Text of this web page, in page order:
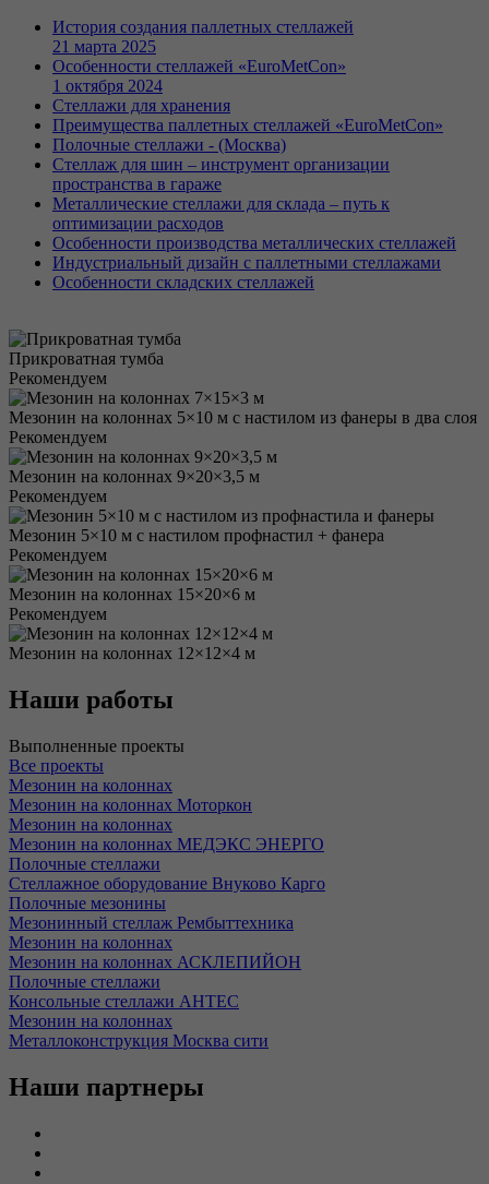
История создания паллетных стеллажей
21 марта 2025
Особенности стеллажей «EuroMetCon»
1 октября 2024
Стеллажи для хранения
Преимущества паллетных стеллажей «EuroMetCon»
Полочные стеллажи - (Москва)
Стеллаж для шин – инструмент организации
пространства в гараже
Металлические стеллажи для склада – путь к
оптимизации расходов
Особенности производства металлических стеллажей
Индустриальный дизайн с паллетными стеллажами
Особенности складских стеллажей
Прикроватная тумба
Рекомендуем
Мезонин на колоннах 5×10 м с настилом из фанеры в два слоя
Рекомендуем
Мезонин на колоннах 9×20×3,5 м
Рекомендуем
Мезонин 5×10 м с настилом профнастил + фанера
Рекомендуем
Мезонин на колоннах 15×20×6 м
Рекомендуем
Мезонин на колоннах 12×12×4 м
Наши работы
Выполненные проекты
Все проекты
Мезонин на колоннах
Мезонин на колоннах Моторкон
Мезонин на колоннах
Мезонин на колоннах МЕДЭКС ЭНЕРГО
Полочные стеллажи
Стеллажное оборудование Внуково Карго
Полочные мезонины
Мезонинный стеллаж Рембыттехника
Мезонин на колоннах
Мезонин на колоннах АСКЛЕПИЙОН
Полочные стеллажи
Консольные стеллажи АНТЕС
Мезонин на колоннах
Металлоконструкция Москва сити
Наши партнеры